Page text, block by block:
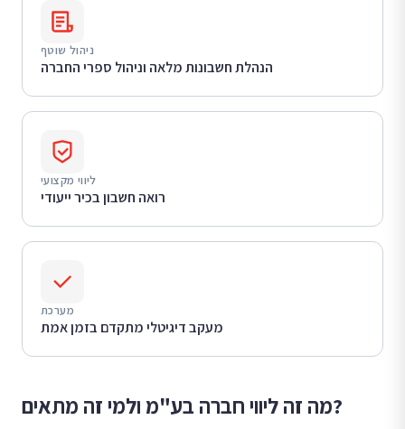
ניהול שוטף
הנהלת חשבונות מלאה וניהול ספרי החברה
ליווי מקצועי
רואה חשבון בכיר ייעודי
מערכת
מעקב דיגיטלי מתקדם בזמן אמת
מה זה ליווי חברה בע"מ ולמי זה מתאים?